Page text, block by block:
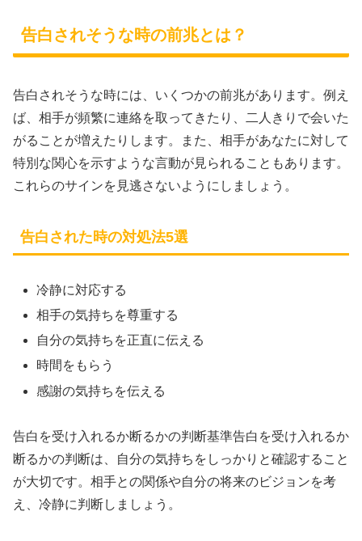
告白されそうな時の前兆とは？
告白されそうな時には、いくつかの前兆があります。例え
ば、相手が頻繁に連絡を取ってきたり、二人きりで会いた
がることが増えたりします。また、相手があなたに対して
特別な関心を示すような言動が見られることもあります。
これらのサインを見逃さないようにしましょう。
告白された時の対処法5選
冷静に対応する
相手の気持ちを尊重する
自分の気持ちを正直に伝える
時間をもらう
感謝の気持ちを伝える
告白を受け入れるか断るかの判断基準告白を受け入れるか
断るかの判断は、自分の気持ちをしっかりと確認すること
が大切です。相手との関係や自分の将来のビジョンを考
え、冷静に判断しましょう。